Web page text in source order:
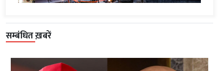
सम्बंधित ख़बरें